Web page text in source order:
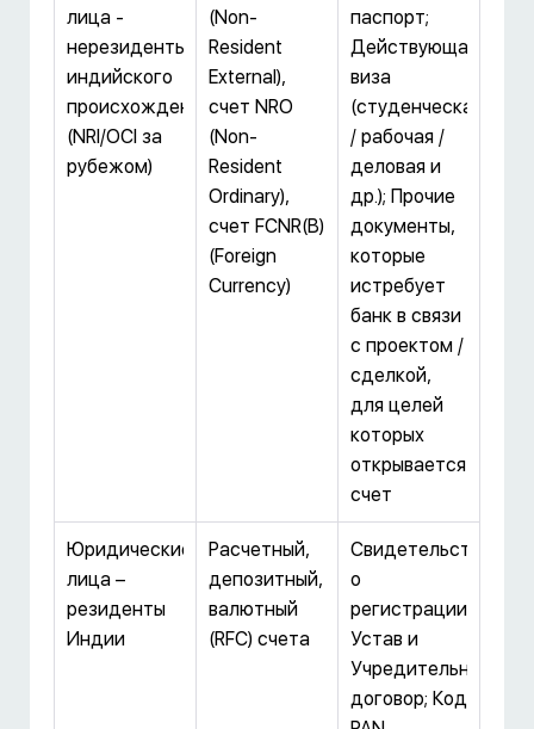
лица -
нерезиденты
индийского
происхождения
(NRI/OCI за
рубежом)
(Non-
Resident
External),
счет NRO
(Non-
Resident
Ordinary),
счет FCNR(B)
(Foreign
Currency)
паспорт;
Действующая
виза
(студенческая
/ рабочая /
деловая и
др.); Прочие
документы,
которые
истребует
банк в связи
с проектом /
сделкой,
для целей
которых
открывается
счет
Юридические
лица –
резиденты
Индии
Расчетный,
депозитный,
валютный
(RFC) счета
Свидетельство
о
регистрации;
Устав и
Учредительный
договор; Код